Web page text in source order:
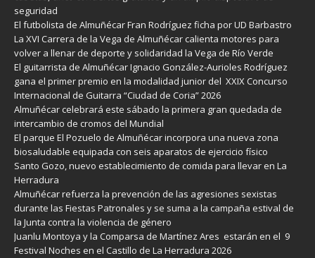
seguridad
El futbolista de Almuñécar Fran Rodríguez ficha por UD Barbastro
La XVI Carrera de la Vega de Almuñécar calienta motores para
volver a llenar de deporte y solidaridad la Vega de Río Verde
El guitarrista de Almuñécar Ignacio González-Aurioles Rodríguez
gana el primer premio en la modalidad junior del XXIX Concurso
Internacional de Guitarra “Ciudad de Coria” 2026
Almuñécar celebrará este sábado la primera gran quedada de
intercambio de cromos del Mundial
El parque El Pozuelo de Almuñécar incorpora una nueva zona
biosaludable equipada con seis aparatos de ejercicio físico
Santo Gozo, nuevo establecimiento de comida para llevar en La
Herradura
Almuñécar refuerza la prevención de las agresiones sexistas
durante las Fiestas Patronales y se suma a la campaña estival de
la Junta contra la violencia de género
Juanlu Montoya y la Comparsa de Martínez Ares estarán en el 9
Festival Noches en el Castillo de La Herradura 2026